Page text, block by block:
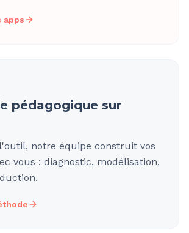
apps
pédagogique sur
notre équipe construit vos
vous : diagnostic, modélisation,